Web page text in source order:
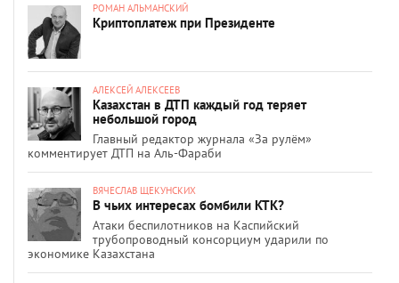
РОМАН АЛЬМАНСКИЙ
Криптоплатеж при Президенте
АЛЕКСЕЙ АЛЕКСЕЕВ
Казахстан в ДТП каждый год теряет
небольшой город
Главный редактор журнала «За рулём»
комментирует ДТП на Аль-Фараби
ВЯЧЕСЛАВ ЩЕКУНСКИХ
В чьих интересах бомбили КТК?
Атаки беспилотников на Каспийский
трубопроводный консорциум ударили по
экономике Казахстана